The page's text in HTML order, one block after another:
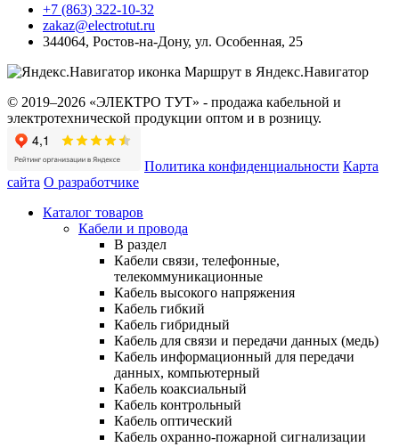
+7 (863) 322-10-32
zakaz@electrotut.ru
344064, Ростов-на-Дону, ул. Особенная, 25
Маршрут в Яндекс.Навигатор
© 2019–2026 «ЭЛЕКТРО ТУТ» - продажа кабельной и
электротехнической продукции оптом и в розницу.
Политика конфиденциальности Карта
сайта О разработчике
Каталог товаров
Кабели и провода
В раздел
Кабели связи, телефонные,
телекоммуникационные
Кабель высокого напряжения
Кабель гибкий
Кабель гибридный
Кабель для связи и передачи данных (медь)
Кабель информационный для передачи
данных, компьютерный
Кабель коаксиальный
Кабель контрольный
Кабель оптический
Кабель охранно-пожарной сигнализации